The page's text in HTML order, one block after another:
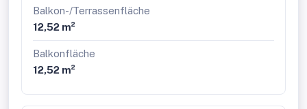
Fertigstellung: voraussichtlich Winter 2026
Balkon-/Terrassenfläche
12,52 m²
Balkonfläche
12,52 m²